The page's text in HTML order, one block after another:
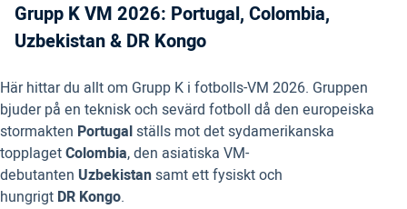
Grupp K VM 2026: Portugal, Colombia,
Uzbekistan & DR Kongo
Här hittar du allt om Grupp K i fotbolls-VM 2026. Gruppen
bjuder på en teknisk och sevärd fotboll då den europeiska
stormakten Portugalställs mot det sydamerikanska
topplagetColombia, den asiatiska VM-
debutanten Uzbekistansamt ett fysiskt och
hungrigt DR Kongo.